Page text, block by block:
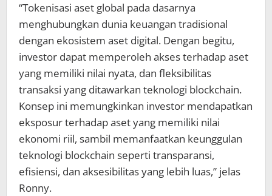
“Tokenisasi aset global pada dasarnya
menghubungkan dunia keuangan tradisional
dengan ekosistem aset digital. Dengan begitu,
investor dapat memperoleh akses terhadap aset
yang memiliki nilai nyata, dan fleksibilitas
transaksi yang ditawarkan teknologi blockchain.
Konsep ini memungkinkan investor mendapatkan
eksposur terhadap aset yang memiliki nilai
ekonomi riil, sambil memanfaatkan keunggulan
teknologi blockchain seperti transparansi,
efisiensi, dan aksesibilitas yang lebih luas,” jelas
Ronny.